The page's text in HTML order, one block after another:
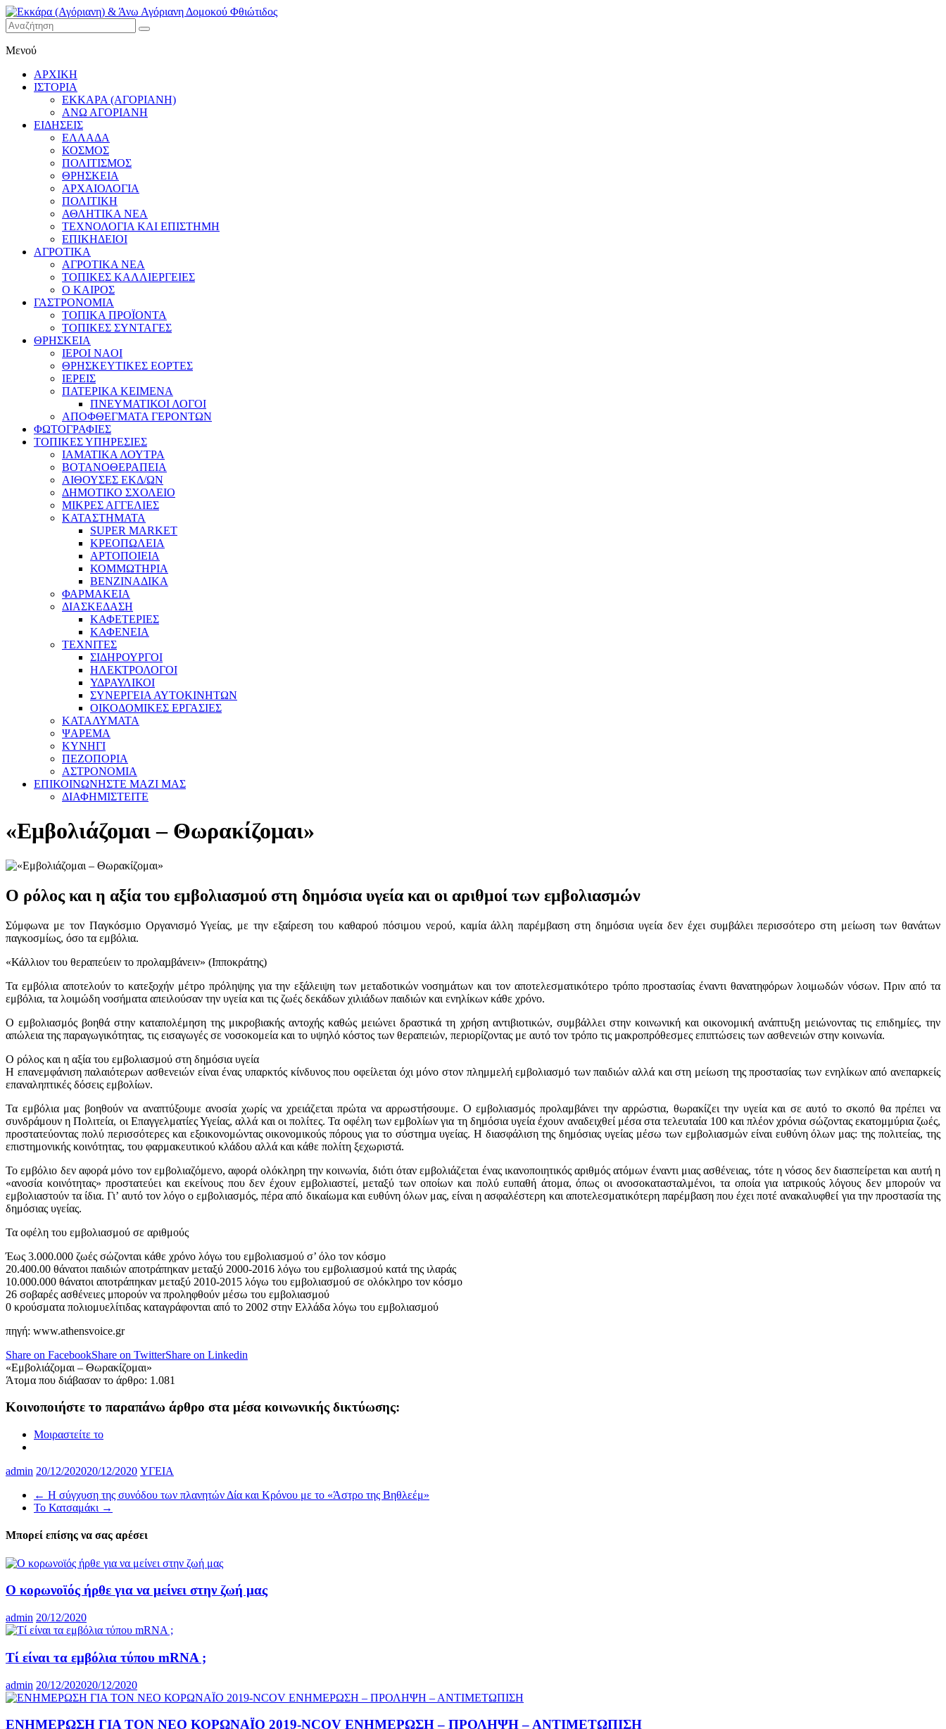
Εκκάρα
(Αγόριανη)
& Άνω
Αγόριανη
Δομοκού
Φθιώτιδος
Μενού
ΑΡΧΙΚΗ
ΙΣΤΟΡΙΑ
ΕΚΚΑΡΑ (ΑΓΟΡΙΑΝΗ)
ΑΝΩ ΑΓΟΡΙΑΝΗ
ΕΙΔΗΣΕΙΣ
ΕΛΛΑΔΑ
ΚΟΣΜΟΣ
ΠΟΛΙΤΙΣΜΟΣ
ΘΡΗΣΚΕΙΑ
ΑΡΧΑΙΟΛΟΓΙΑ
ΠΟΛΙΤΙΚΗ
ΑΘΛΗΤΙΚΑ ΝΕΑ
ΤΕΧΝΟΛΟΓΙΑ ΚΑΙ ΕΠΙΣΤΗΜΗ
ΕΠΙΚΗΔΕΙΟΙ
ΑΓΡΟΤΙΚΑ
ΑΓΡΟΤΙΚΑ ΝΕΑ
ΤΟΠΙΚΕΣ ΚΑΛΛΙΕΡΓΕΙΕΣ
Ο ΚΑΙΡΟΣ
ΓΑΣΤΡΟΝΟΜΙΑ
ΤΟΠΙΚΑ ΠΡΟΪΟΝΤΑ
ΤΟΠΙΚΕΣ ΣΥΝΤΑΓΕΣ
ΘΡΗΣΚΕΙΑ
IEPOI NAOI
ΘΡΗΣΚΕΥΤΙΚΕΣ ΕΟΡΤΕΣ
ΙΕΡΕΙΣ
ΠΑΤΕΡΙΚΑ ΚΕΙΜΕΝΑ
ΠΝΕΥΜΑΤΙΚΟΙ ΛΟΓΟΙ
ΑΠΟΦΘΕΓΜΑΤΑ ΓΕΡΟΝΤΩΝ
ΦΩΤΟΓΡΑΦΙΕΣ
ΤΟΠΙΚΕΣ ΥΠΗΡΕΣΙΕΣ
ΙΑΜΑΤΙΚΑ ΛΟΥΤΡΑ
ΒΟΤΑΝΟΘΕΡΑΠΕΙΑ
ΑΙΘΟΥΣΕΣ ΕΚΔ/ΩΝ
ΔΗΜΟΤΙΚΟ ΣΧΟΛΕΙΟ
ΜΙΚΡΕΣ ΑΓΓΕΛΙΕΣ
ΚΑΤΑΣΤΗΜΑΤΑ
SUPER MARKET
ΚΡΕΟΠΩΛΕΙΑ
ΑΡΤΟΠΟΙΕΙΑ
ΚΟΜΜΩΤΗΡΙΑ
ΒΕΝΖΙΝΑΔΙΚΑ
ΦΑΡΜΑΚΕΙΑ
ΔΙΑΣΚΕΔΑΣΗ
ΚΑΦΕΤΕΡΙΕΣ
ΚΑΦΕΝΕΙΑ
ΤΕΧΝΙΤΕΣ
ΣΙΔΗΡΟΥΡΓΟΙ
ΗΛΕΚΤΡΟΛΟΓΟΙ
ΥΔΡΑΥΛΙΚΟΙ
ΣΥΝΕΡΓΕΙΑ ΑΥΤΟΚΙΝΗΤΩΝ
ΟΙΚΟΔΟΜΙΚΕΣ ΕΡΓΑΣΙΕΣ
ΚΑΤΑΛΥΜΑΤΑ
ΨΑΡΕΜΑ
ΚΥΝΗΓΙ
ΠΕΖΟΠΟΡΙΑ
ΑΣΤΡΟΝΟΜΙΑ
ΕΠΙΚΟΙΝΩΝΗΣΤΕ ΜΑΖΙ ΜΑΣ
ΔΙΑΦΗΜΙΣΤΕΙΤΕ
«Εμβολιάζομαι – Θωρακίζομαι»
Ο ρόλος και η αξία του εμβολιασμού στη δημόσια υγεία και οι αριθμοί των εμβολιασμών
Σύμφωνα με τον Παγκόσμιο Οργανισμό Υγείας, με την εξαίρεση του καθαρού πόσιμου νερού, καμία άλλη παρέμβαση στη δημόσια υγεία δεν έχει συμβάλει περισσότερο στη μείωση των θανάτων
παγκοσμίως, όσο τα εμβόλια.
«Κάλλιον του θεραπεύειν το προλαµβάνειν» (Ιπποκράτης)
Τα εμβόλια αποτελούν το κατεξοχήν μέτρο πρόληψης για την εξάλειψη των μεταδοτικών νοσημάτων και τον αποτελεσματικότερο τρόπο προστασίας έναντι θανατηφόρων λοιμωδών νόσων. Πριν από τα
εμβόλια, τα λοιμώδη νοσήματα απειλούσαν την υγεία και τις ζωές δεκάδων χιλιάδων παιδιών και ενηλίκων κάθε χρόνο.
Ο εμβολιασμός βοηθά στην καταπολέμηση της μικροβιακής αντοχής καθώς μειώνει δραστικά τη χρήση αντιβιοτικών, συμβάλλει στην κοινωνική και οικονομική ανάπτυξη μειώνοντας τις επιδημίες, την
απώλεια της παραγωγικότητας, τις εισαγωγές σε νοσοκομεία και το υψηλό κόστος των θεραπειών, περιορίζοντας με αυτό τον τρόπο τις μακροπρόθεσμες επιπτώσεις των ασθενειών στην κοινωνία.
Ο ρόλος και η αξία του εμβολιασμού στη δημόσια υγεία
Η επανεμφάνιση παλαιότερων ασθενειών είναι ένας υπαρκτός κίνδυνος που οφείλεται όχι μόνο στον πλημμελή εμβολιασμό των παιδιών αλλά και στη μείωση της προστασίας των ενηλίκων από ανεπαρκείς
επαναληπτικές δόσεις εμβολίων.
Τα εμβόλια μας βοηθούν να αναπτύξουμε ανοσία χωρίς να χρειάζεται πρώτα να αρρωστήσουμε. Ο εμβολιασμός προλαμβάνει την αρρώστια, θωρακίζει την υγεία και σε αυτό το σκοπό θα πρέπει να
συνδράμουν η Πολιτεία, οι Επαγγελματίες Υγείας, αλλά και οι πολίτες. Τα οφέλη των εμβολίων για τη δημόσια υγεία έχουν αναδειχθεί μέσα στα τελευταία 100 και πλέον χρόνια σώζοντας εκατομμύρια ζωές,
προστατεύοντας πολύ περισσότερες και εξοικονομώντας οικονομικούς πόρους για το σύστημα υγείας. Η διασφάλιση της δημόσιας υγείας μέσω των εμβολιασμών είναι ευθύνη όλων μας: της πολιτείας, της
επιστημονικής κοινότητας, του φαρμακευτικού κλάδου αλλά και κάθε πολίτη ξεχωριστά.
Το εμβόλιο δεν αφορά μόνο τον εμβολιαζόμενο, αφορά ολόκληρη την κοινωνία, διότι όταν εμβολιάζεται ένας ικανοποιητικός αριθμός ατόμων έναντι μιας ασθένειας, τότε η νόσος δεν διασπείρεται και αυτή η
«ανοσία κοινότητας» προστατεύει και εκείνους που δεν έχουν εμβολιαστεί, μεταξύ των οποίων και πολύ ευπαθή άτομα, όπως οι ανοσοκατασταλμένοι, τα οποία για ιατρικούς λόγους δεν μπορούν να
εμβολιαστούν τα ίδια. Γι’ αυτό τον λόγο ο εμβολιασμός, πέρα από δικαίωμα και ευθύνη όλων μας, είναι η ασφαλέστερη και αποτελεσματικότερη παρέμβαση που έχει ποτέ ανακαλυφθεί για την προστασία της
δημόσιας υγείας.
Τα οφέλη του εμβολιασμού σε αριθμούς
Έως 3.000.000 ζωές σώζονται κάθε χρόνο λόγω του εμβολιασμού σ’ όλο τον κόσμο
20.400.00 θάνατοι παιδιών αποτράπηκαν μεταξύ 2000-2016 λόγω του εμβολιασμού κατά της ιλαράς
10.000.000 θάνατοι αποτράπηκαν μεταξύ 2010-2015 λόγω του εμβολιασμού σε ολόκληρο τον κόσμο
26 σοβαρές ασθένειες μπορούν να προληφθούν μέσω του εμβολιασμού
0 κρούσματα πολιομυελίτιδας καταγράφονται από το 2002 στην Ελλάδα λόγω του εμβολιασμού
πηγή: www.athensvoice.gr
Share on FacebookShare on TwitterShare on Linkedin
«Εμβολιάζομαι – Θωρακίζομαι»
Άτομα που διάβασαν το άρθρο: 1.081
Κοινοποιήστε το παραπάνω άρθρο στα μέσα κοινωνικής δικτύωσης:
Μοιραστείτε το
admin 20/12/202020/12/2020 ΥΓΕΙΑ
← Η σύγχυση της συνόδου των πλανητών Δία και Κρόνου με το «Άστρο της Βηθλεέμ»
Το Κατσαμάκι →
Μπορεί επίσης να σας αρέσει
Ο κορωνοϊός ήρθε για να μείνει στην ζωή μας
admin 20/12/2020
Τί είναι τα εμβόλια τύπου mRNA ;
admin 20/12/202020/12/2020
ΕΝΗΜΕΡΩΣΗ ΓΙΑ ΤΟΝ ΝΕΟ ΚΟΡΩΝΑΪΟ 2019-NCOV ΕΝΗΜΕΡΩΣΗ – ΠΡΟΛΗΨΗ – ΑΝΤΙΜΕΤΩΠΙΣΗ